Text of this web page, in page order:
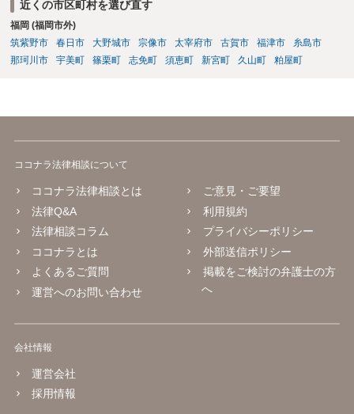
頼を受けられないかもしれないです。依頼を受けるにしても厳しめの
リスクを踏まえた上でのものとなる可能性があります。 定型的な事件
依頼となるかもわからず、着手金額もなんともいえないと思います。
複数事務所にあたり、着手金額を確認されるとよいと思います。 ３・
近くの市区町村を選び直す
福岡 (福岡市外)
筑紫野市
春日市 大野城市 宗像市 太宰府市 古賀市 福津市
糸島市
那珂川市
宇美町 篠栗町 志免町 須恵町 新宮町 久山町 粕屋町
ココナラ法律相談について
ココナラ法律相談とは
法律Q&A
法律相談コラム
ココナラとは
よくあるご質問
運営へのお問い合わせ
ご意見・ご要望
利用規約
プライバシーポリシー
外部送信ポリシー
掲載をご検討の弁護士の方
へ
会社情報
運営会社
採用情報